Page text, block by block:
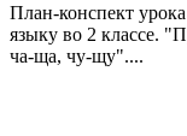
План-конспект
языку во 2 классе.
ча-ща, чу-щу"....